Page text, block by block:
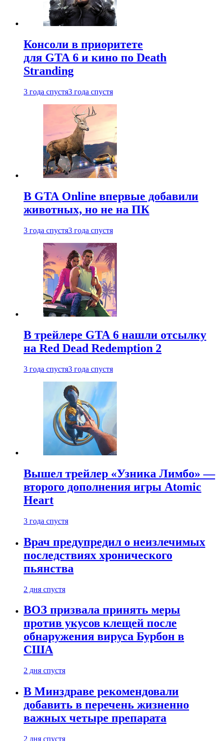
Консоли в приоритете
для GTA 6 и кино по Death
Stranding
3 года спустя3 года спустя
В GTA Online впервые добавили
животных, но не на ПК
3 года спустя3 года спустя
В трейлере GTA 6 нашли отсылку
на Red Dead Redemption 2
3 года спустя3 года спустя
Вышел трейлер «Узника Лимбо» —
второго дополнения игры Atomic
Heart
3 года спустя
Врач предупредил о неизлечимых
последствиях хронического
пьянства
2 дня спустя
ВОЗ призвала принять меры
против укусов клещей после
обнаружения вируса Бурбон в
США
2 дня спустя
В Минздраве рекомендовали
добавить в перечень жизненно
важных четыре препарата
2 дня спустя